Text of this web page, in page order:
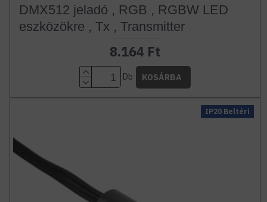
DMX512 jeladó , RGB , RGBW LED
eszközökre , Tx , Transmitter
8.164 Ft
Db KOSÁRBA
IP20 Beltéri